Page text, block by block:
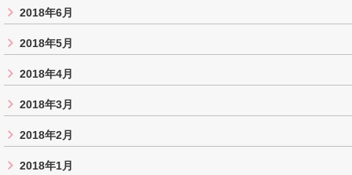
2018年6月
2018年5月
2018年4月
2018年3月
2018年2月
2018年1月